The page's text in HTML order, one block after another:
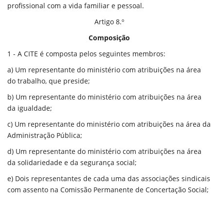
profissional com a vida familiar e pessoal.
Artigo 8.º
Composição
1 - A CITE é composta pelos seguintes membros:
a) Um representante do ministério com atribuições na área
do trabalho, que preside;
b) Um representante do ministério com atribuições na área
da igualdade;
c) Um representante do ministério com atribuições na área da
Administração Pública;
d) Um representante do ministério com atribuições na área
da solidariedade e da segurança social;
e) Dois representantes de cada uma das associações sindicais
com assento na Comissão Permanente de Concertação Social;